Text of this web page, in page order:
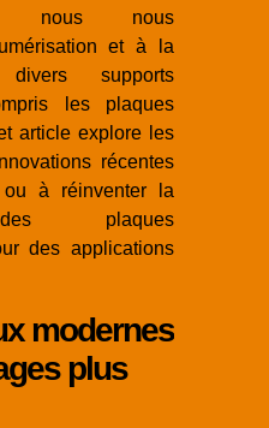
nous nous
et à la
supports
les plaques
article explore les
récentes
à réinventer la
plaques
des applications
modernes
plus